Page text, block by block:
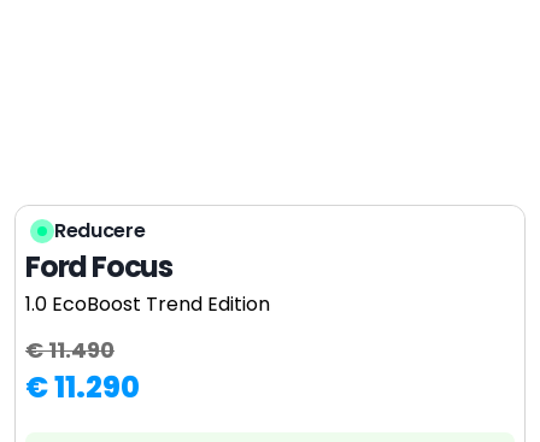
Reducere
Ford Focus
1.0 EcoBoost Trend Edition
€ 11.490
€ 11.290